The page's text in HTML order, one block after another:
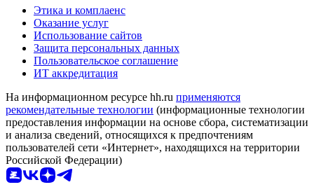
Этика и комплаенс
Оказание услуг
Использование сайтов
Защита персональных данных
Пользовательское соглашение
ИТ аккредитация
На информационном ресурсе hh.ru применяются
рекомендательные технологии (информационные технологии
предоставления информации на основе сбора, систематизации
и анализа сведений, относящихся к предпочтениям
пользователей сети «Интернет», находящихся на территории
Российской Федерации)